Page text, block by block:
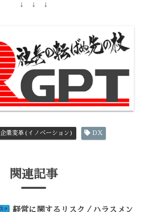
↓ ↓ ↓
企業変革(イノベーション) DX
関連記事
経営に関するリスク／ハラスメン